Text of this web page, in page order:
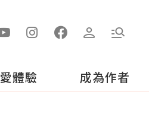
愛體驗 成為作者